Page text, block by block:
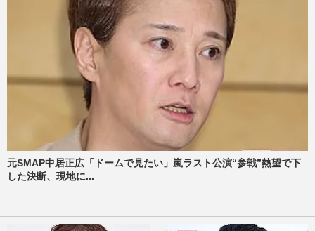
元SMAP中居正広「ドームで見たい」嵐ラスト公演“参戦”熱望で下
した決断、現地に...